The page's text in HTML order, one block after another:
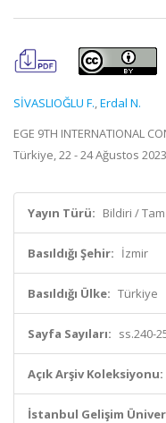
SİVASLIOĞLU F.,Erdal N.
EGE 9TH INTERNATIONAL
Türkiye, 22 - 24 Ağustos
Yayın Türü: Bildiri /
Basıldığı Şehir: İzmir
Basıldığı Ülke: Türkiye
Sayfa Sayıları: ss.240-
Açık Arşiv Koleksiyonu:
İstanbul Gelişim